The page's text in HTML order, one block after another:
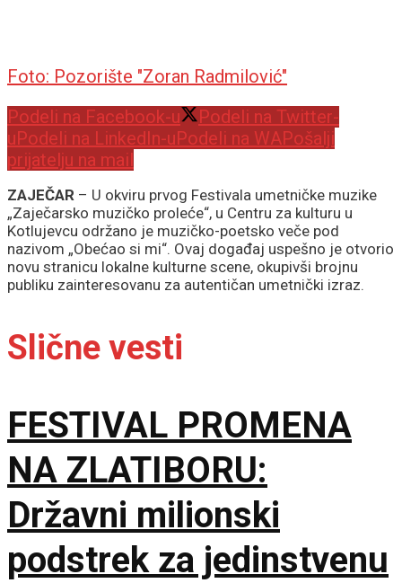
Foto: Pozorište "Zoran Radmilović"
Podeli na Facebook-u
Podeli na Twitter-
u Podeli na LinkedIn-u Podeli na WAPošalji
prijatelju na mail
ZAJEČAR – U okviru prvog Festivala umetničke muzike
„Zaječarsko muzičko proleće“, u Centru za kulturu u
Kotlujevcu održano je muzičko-poetsko veče pod
nazivom „Obećao si mi“. Ovaj događaj uspešno je otvorio
novu stranicu lokalne kulturne scene, okupivši brojnu
publiku zainteresovanu za autentičan umetnički izraz.
Slične vesti
FESTIVAL PROMENA
NA ZLATIBORU:
Državni milionski
podstrek za jedinstvenu